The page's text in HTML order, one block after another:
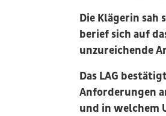
Die Klägerin
berief sich auf
unzureichende
Das LAG
Anforderungen
und in welchem